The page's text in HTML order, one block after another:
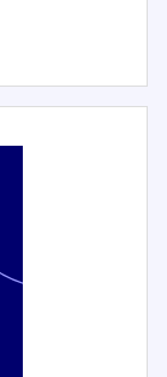
de mairie (h/